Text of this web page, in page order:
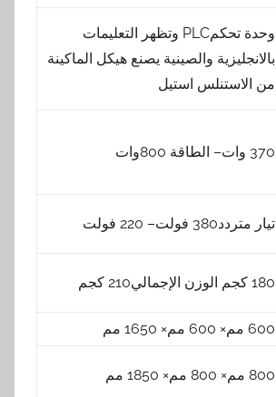
وحدة تحكمPLC وتظهر التعليمات
بالانجليزية والصينية يصنع هيكل الماكينة
من الاستنلس استيل
370 وات– الطاقة 800وات
تيار متردد380 فولت– 220 فولت
180 كجم الوزن الإجمالي210 كجم
600 مم× 600 مم× 1650 مم
800 مم× 800 مم× 1850 مم